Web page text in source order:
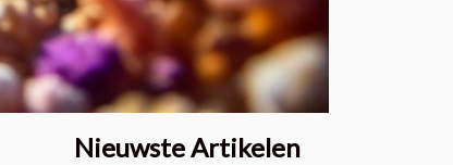
Nieuwste Artikelen